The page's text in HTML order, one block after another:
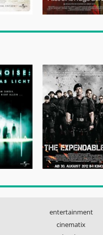
entertainment
cinematix